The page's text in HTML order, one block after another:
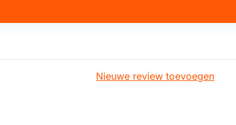
Nieuwe review toevoegen